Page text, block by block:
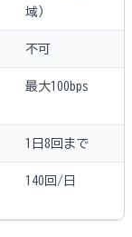
域）
不可
最大100bps
1日8回まで
140回/日